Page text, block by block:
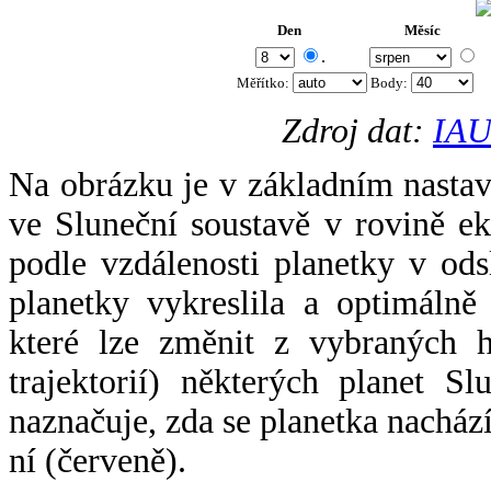
Den Měsíc
.
Měřítko: Body:
Zdroj dat:
Na obrázku je v základním
ve Sluneční soustavě v rovině
podle vzdálenosti planetky v
planetky vykreslila a
které lze změnit z vybraných
trajektorií) některých planet
naznačuje, zda se planetka
ní (červeně).